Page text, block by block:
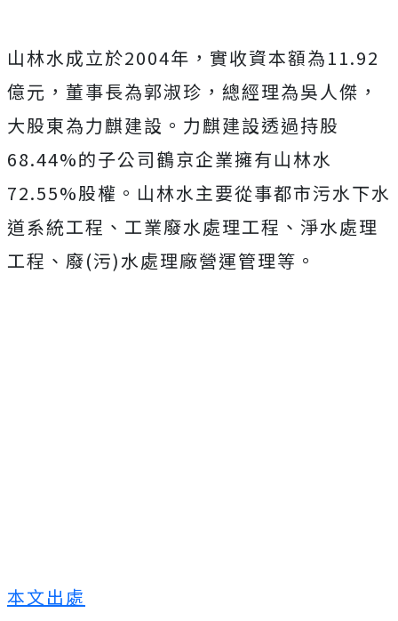
山林水成立於2004年，實收資本額為11.92
億元，董事長為郭淑珍，總經理為吳人傑，
大股東為力麒建設。力麒建設透過持股
68.44%的子公司鶴京企業擁有山林水
72.55%股權。山林水主要從事都市污水下水
道系統工程、工業廢水處理工程、淨水處理
工程、廢(污)水處理廠營運管理等。
本文出處